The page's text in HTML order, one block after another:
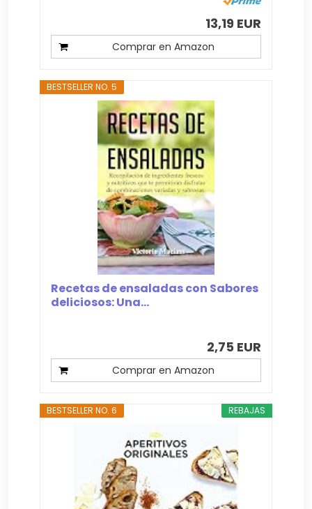
13,19 EUR
Comprar en Amazon
BESTSELLER NO. 5
Recetas de ensaladas con Sabores
deliciosos: Una...
2,75 EUR
Comprar en Amazon
REBAJAS
BESTSELLER NO. 6